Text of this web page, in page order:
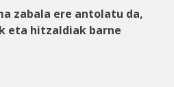
zabala ere antolatu da,
eta hitzaldiak barne